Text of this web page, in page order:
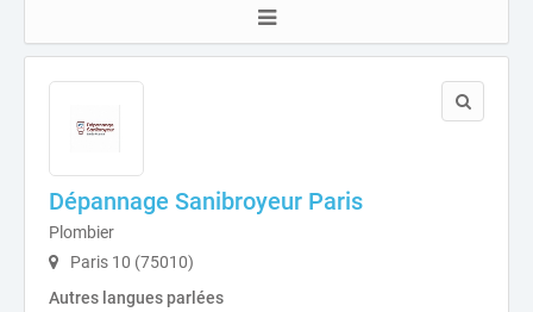
Dépannage Sanibroyeur Paris
Plombier
Paris 10 (75010)
Autres langues parlées